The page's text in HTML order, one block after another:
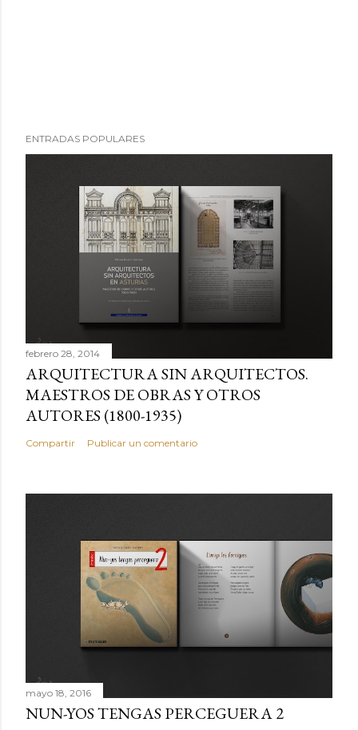
ENTRADAS POPULARES
febrero 28, 2014
ARQUITECTURA SIN ARQUITECTOS.
MAESTROS DE OBRAS Y OTROS
AUTORES (1800-1935)
Compartir Publicar un comentario
mayo 18, 2016
NUN-YOS TENGAS PERCEGUERA 2